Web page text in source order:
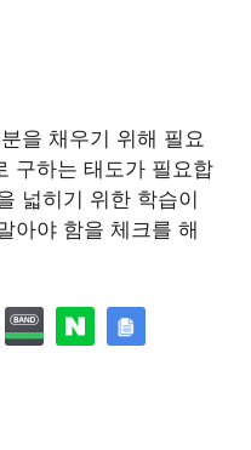
을 채우기 위해 필요
구하는 태도가 필요합
넓히기 위한 학습이
아야 함을 체크를 해